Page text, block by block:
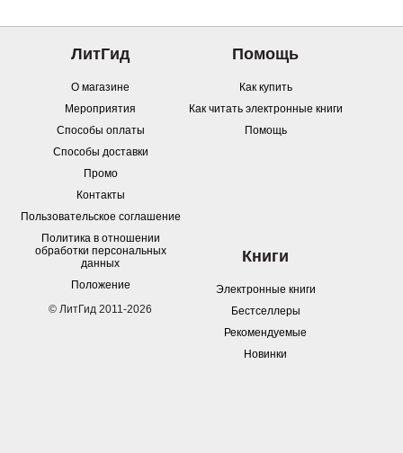
ЛитГид
О магазине
Мероприятия
Способы оплаты
Способы доставки
Промо
Контакты
Пользовательское соглашение
Политика в отношении
обработки персональных
данных
Положение
© ЛитГид 2011-2026
Помощь
Как купить
Как читать электронные книги
Помощь
Книги
Электронные книги
Бестселлеры
Рекомендуемые
Новинки